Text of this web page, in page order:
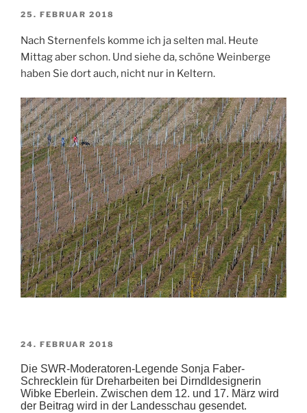
VERÖFFENTLICHT
25. FEBRUAR 2018
Nach Sternenfels komme ich ja selten mal. Heute
Mittag aber schon. Und siehe da, schöne Weinberge
haben Sie dort auch, nicht nur in Keltern.
VERÖFFENTLICHT
24. FEBRUAR 2018
Die SWR-Moderatoren-Legende Sonja Faber-
Schrecklein für Dreharbeiten bei Dirndldesignerin
Wibke Eberlein. Zwischen dem 12. und 17. März wird
der Beitrag wird in der Landesschau gesendet.